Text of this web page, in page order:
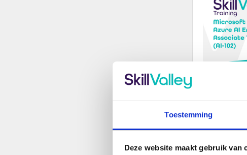
Toestemming
Deze website maakt gebruik van